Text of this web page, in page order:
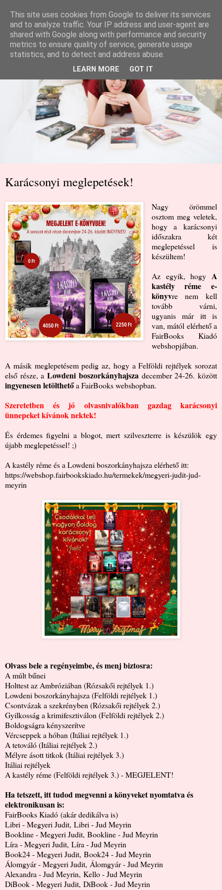
Karácsonyi meglepetések!
Nagy örömmel
osztom meg veletek,
hogy a karácsonyi
időszakra két
meglepetéssel is
készültem!
Az egyik, hogy A
kastély réme e-
könyvre nem kell
tovább várni,
ugyanis már itt is
van, mától elérhető a
FairBooks Kiadó
webshopjában.
A másik meglepetésem pedig az, hogy a Felföldi rejtélyek sorozat
első része, aLowdeni boszorkányhajsza december 24-26. között
ingyenesen letölthetőa FairBooks webshopban.
Szeretetben és jó olvasnivalókban gazdag karácsonyi
ünnepeket kívánok nektek!
És érdemes figyelni a blogot, mert szilveszterre is készülök egy
újabb meglepetéssel! ;)
A kastély réme és a Lowdeni boszorkányhajsza elérhető itt:
https://webshop.fairbookskiado.hu/termekek/megyeri-judit-jud-
meyrin
Olvass bele a regényeimbe, és menj biztosra:
A múlt bűnei
Holttest az Ambróziában (Rózsakői rejtélyek 1.)
Lowdeni boszorkányhajsza (Felföldi rejtélyek 1.)
Csontvázak a szekrényben (Rózsakői rejtélyek 2.)
Gyilkosság a krimifesztiválon (Felföldi rejtélyek 2.)
Boldogságra kényszerítve
Vércseppek a hóban (Itáliai rejtélyek 1.)
A tetováló (Itáliai rejtélyek 2.)
Mélyre ásott titkok (Itáliai rejtélyek 3.)
Itáliai rejtélyek
A kastély réme (Felföldi rejtélyek 3.) - MEGJELENT!
Ha tetszett, itt tudod megvenni a könyveket nyomtatva és
elektronikusan is:
FairBooks Kiadó (akár dedikálva is)
Libri - Megyeri Judit, Libri - Jud Meyrin
Bookline - Megyeri Judit, Bookline - Jud Meyrin
Líra - Megyeri Judit, Líra - Jud Meyrin
Book24 - Megyeri Judit, Book24 - Jud Meyrin
Álomgyár - Megyeri Judit, Álomgyár - Jud Meyrin
Alexandra - Jud Meyrin, Kello - Jud Meyrin
DiBook - Megyeri Judit, DiBook - Jud Meyrin
This site uses cookies from Google to deliver its services
and to analyze traffic. Your IP address and user-agent are
shared with Google along with performance and security
metrics to ensure quality of service, generate usage
statistics, and to detect and address abuse.
LEARN MORE GOT IT